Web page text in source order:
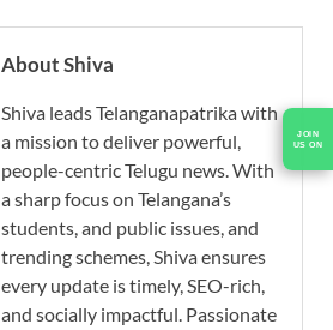
About Shiva
Shiva leads Telanganapatrika with
a mission to deliver powerful,
people-centric Telugu news. With
a sharp focus on Telangana’s
students, and public issues, and
trending schemes, Shiva ensures
every update is timely, SEO-rich,
and socially impactful. Passionate